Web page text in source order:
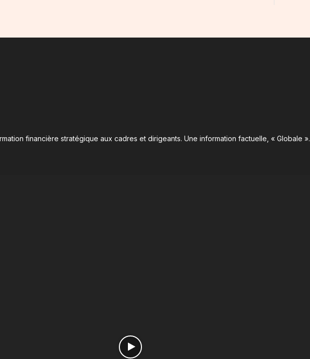
financière stratégique aux cadres et dirigeants. Une information factuelle, « Globale ».